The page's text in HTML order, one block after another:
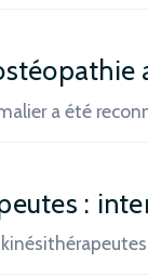
a été
: